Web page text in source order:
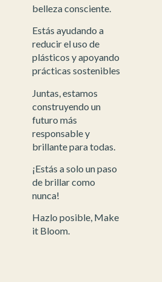
belleza consciente.
Estás ayudando a
reducir el uso de
plásticos y apoyando
prácticas sostenibles
Juntas, estamos
construyendo un
futuro más
responsable y
brillante para todas.
¡Estás a solo un paso
de brillar como
nunca!
Hazlo posible, Make
it Bloom.